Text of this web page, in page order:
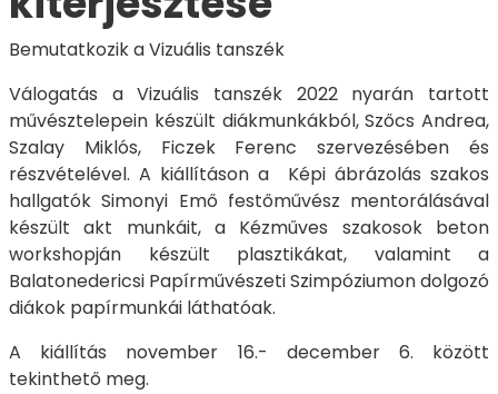
Bemutatkozik a Vizuális tanszék
Válogatás a Vizuális tanszék 2022 nyarán tartott
művésztelepein készült diákmunkákból, Szőcs Andrea,
Szalay Miklós, Ficzek Ferenc szervezésében és
részvételével. A kiállításon a Képi ábrázolás szakos
hallgatók Simonyi Emő festőművész mentorálásával
készült akt munkáit, a Kézműves szakosok beton
workshopján készült plasztikákat, valamint a
Balatonedericsi Papírművészeti Szimpóziumon dolgozó
diákok papírmunkái láthatóak.
A kiállítás november 16.- december 6. között
tekinthető meg.